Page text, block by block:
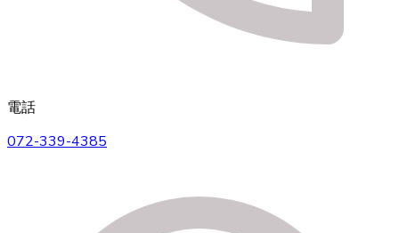
電話
072-339-4385